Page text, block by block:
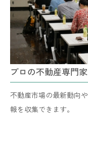
プロの不動産専門
不動産市場の最新動向
報を収集できます。